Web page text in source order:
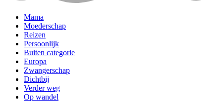
Mama
Moederschap
Reizen
Persoonlijk
Buiten categorie
Europa
Zwangerschap
Dichtbij
Verder weg
Op wandel